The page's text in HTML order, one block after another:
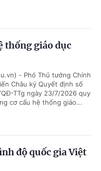
thống giáo dục
- Phó Thủ tướng Chính
Châu ký Quyết định số
TTg ngày 23/7/2026 quy
cơ cấu hệ thống giáo...
độ quốc gia Việt